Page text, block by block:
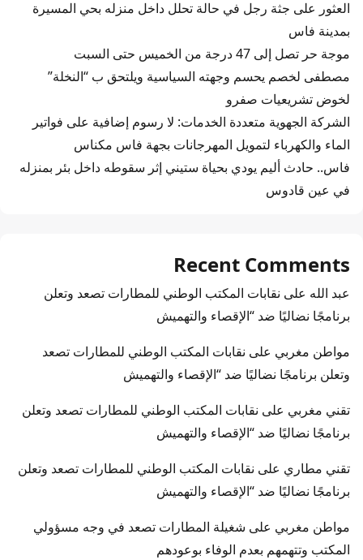
العثور على جثة رجل في حالة تحلل داخل منزله بحي المسيرة
بمدينة فاس
موجة حر تصل إلى 47 درجة من الخميس حتى السبت
مصطفى لخصم يحسم وجهته السياسية ويلتحق ب “النخلة”
لخوض تشريعيات صفرو
الشركة الجهوية متعددة الخدمات: لا رسوم إضافية على فواتير
الماء والكهرباء لتمويل المهرجانات بجهة فاس مكناس
فاس.. حادث أليم يودي بحياة ستيني إثر سقوطه داخل بئر بمنزله
في عين قادوس
Recent Comments
عبد الله على نقابات المكتب الوطني للمطارات تصعد وتعلن
برنامجًا نضاليًا ضد “الإقصاء والتهميش
مواطن مغربي على نقابات المكتب الوطني للمطارات تصعد
وتعلن برنامجًا نضاليًا ضد “الإقصاء والتهميش
تقني مغربي على نقابات المكتب الوطني للمطارات تصعد وتعلن
برنامجًا نضاليًا ضد “الإقصاء والتهميش
تقني مطاري على نقابات المكتب الوطني للمطارات تصعد وتعلن
برنامجًا نضاليًا ضد “الإقصاء والتهميش
مواطن مغربي على شغيلة المطارات تصعد في وجه مسؤولي
المكتب وتتهمهم بعدم الوفاء بوعودهم